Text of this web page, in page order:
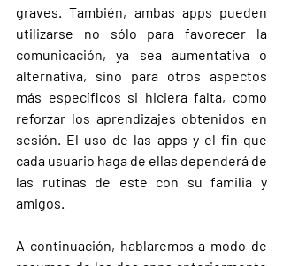
graves. También, ambas apps pueden
utilizarse no sólo para favorecer la
comunicación, ya sea aumentativa o
alternativa, sino para otros aspectos
más específicos si hiciera falta, como
reforzar los aprendizajes obtenidos en
sesión. El uso de las apps y el fin que
cada usuario haga de ellas dependerá de
las rutinas de este con su familia y
amigos.
A continuación, hablaremos a modo de